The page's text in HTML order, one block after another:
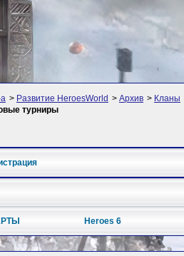
> Развитие HeroesWorld > Архив > Кланы
турниры
Heroes 6